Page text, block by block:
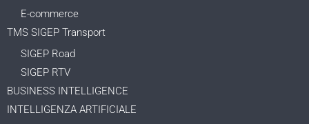
E-commerce
TMS SIGEP Transport
SIGEP Road
SIGEP RTV
BUSINESS INTELLIGENCE
INTELLIGENZA ARTIFICIALE